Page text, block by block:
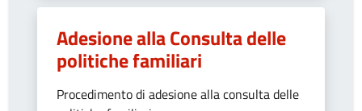
Adesione alla Consulta delle
politiche familiari
Procedimento di adesione alla consulta delle